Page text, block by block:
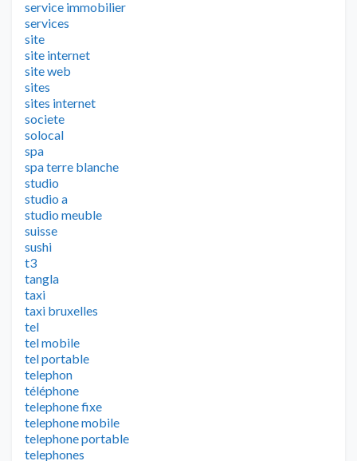
service immobilier
services
site
site internet
site web
sites
sites internet
societe
solocal
spa
spa terre blanche
studio
studio a
studio meuble
suisse
sushi
t3
tangla
taxi
taxi bruxelles
tel
tel mobile
tel portable
telephon
téléphone
telephone fixe
telephone mobile
telephone portable
telephones